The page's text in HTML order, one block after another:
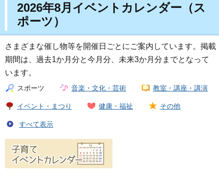
2026年8月イベントカレンダー（ス
ポーツ）
さまざまな催し物等を開催日ごとにご案内しています。掲載
期間は、過去1か月分と今月分、未来3か月分までとなって
います。
スポーツ 音楽・文化・芸術 教室・講座・講演
イベント・まつり 健康・福祉 その他
すべて表示